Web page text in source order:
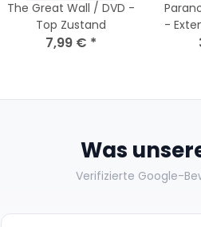
The Great Wall / DVD -
Top Zustand
7,99 € *
-
-
Was
Verifizierte Google-